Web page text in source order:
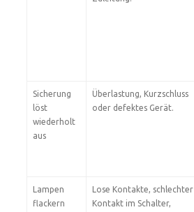
Sicherung
löst
wiederholt
aus
Überlastung, Kurzschluss
oder defektes Gerät.
Lampen
flackern
Lose Kontakte, schlechter
Kontakt im Schalter,